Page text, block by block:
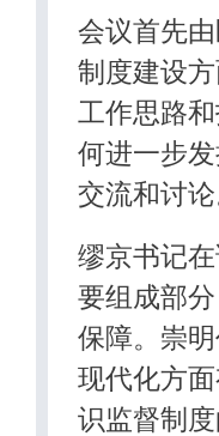
会议首先
制度建设
工作思路
何进一步
交流和讨
缪京书记
要组成部
保障。崇
现代化方
识监督制